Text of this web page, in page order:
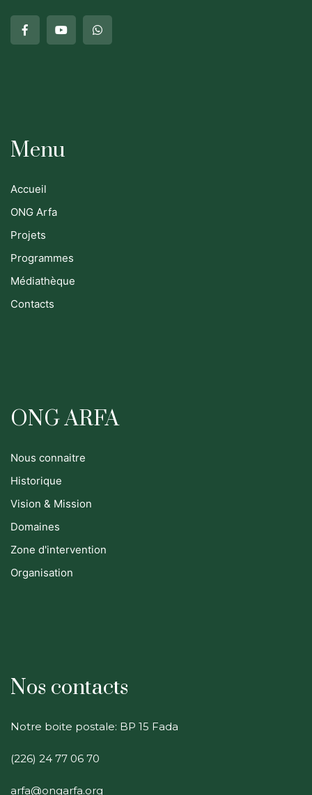
Menu
Accueil
ONG Arfa
Projets
Programmes
Médiathèque
Contacts
ONG ARFA
Nous connaitre
Historique
Vision & Mission
Domaines
Zone d'intervention
Organisation
Nos contacts
Notre boite postale: BP 15 Fada
(226) 24 77 06 70
arfa@ongarfa.org